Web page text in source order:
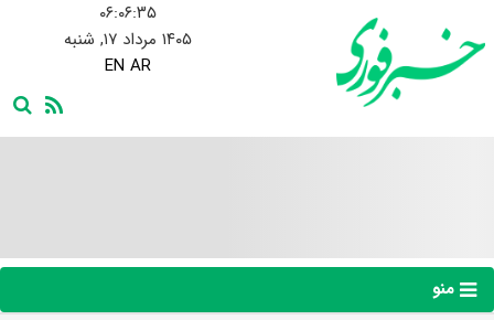
۰۶:۰۶:۳۶
۱۴۰۵ مرداد ۱۷, شنبه
EN AR
منو